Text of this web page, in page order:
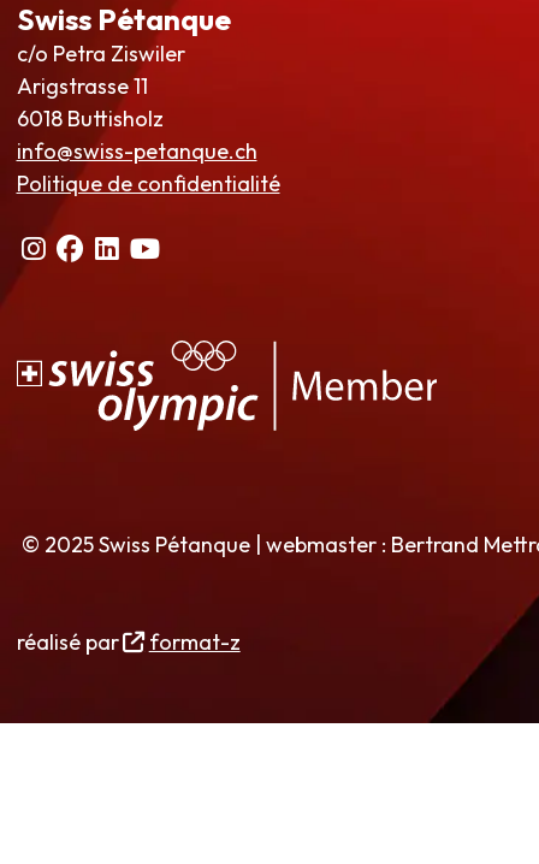
Swiss Pétanque
c/o Petra Ziswiler
Arigstrasse 11
6018 Buttisholz
info@swiss-petanque.ch
Politique de confidentialité
© 2025 Swiss Pétanque | webmaster : Bertrand
réalisé par format-z